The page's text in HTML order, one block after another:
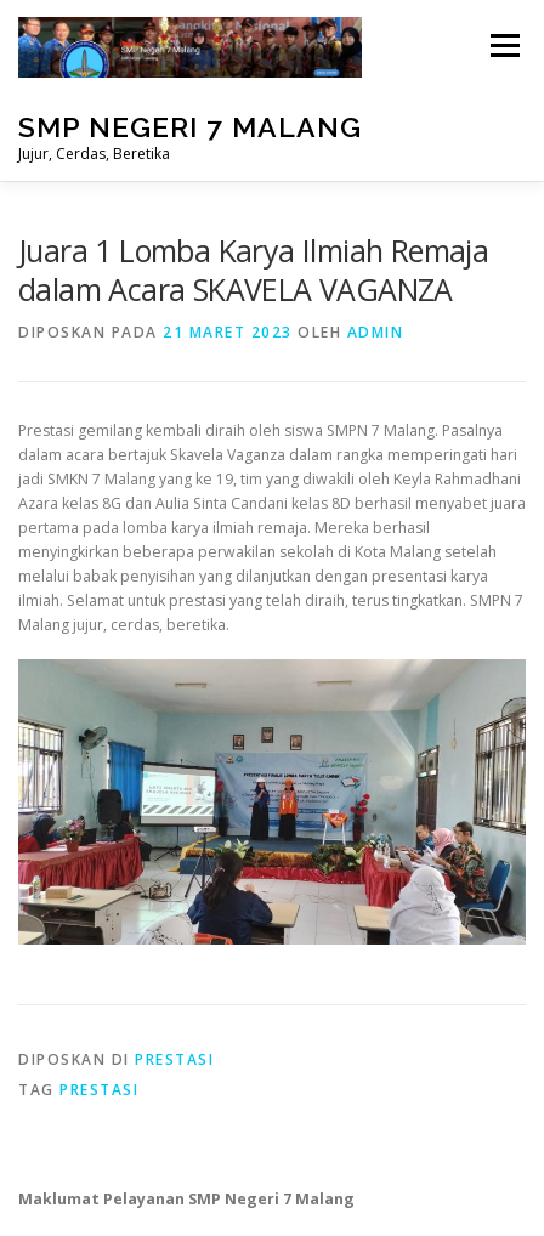
konten
SMP NEGERI 7 MALANG
Jujur, Cerdas, Beretika
Menu
Juara 1 Lomba Karya Ilmiah Remaja
dalam Acara SKAVELA VAGANZA
DIPOSKAN PADA 21 MARET 2023 OLEH ADMIN
Prestasi gemilang kembali diraih oleh siswa SMPN 7 Malang. Pasalnya
dalam acara bertajuk Skavela Vaganza dalam rangka memperingati hari
jadi SMKN 7 Malang yang ke 19, tim yang diwakili oleh Keyla Rahmadhani
Azara kelas 8G dan Aulia Sinta Candani kelas 8D berhasil menyabet juara
pertama pada lomba karya ilmiah remaja. Mereka berhasil
menyingkirkan beberapa perwakilan sekolah di Kota Malang setelah
melalui babak penyisihan yang dilanjutkan dengan presentasi karya
ilmiah. Selamat untuk prestasi yang telah diraih, terus tingkatkan. SMPN 7
Malang jujur, cerdas, beretika.
DIPOSKAN DI PRESTASI
TAG PRESTASI
Maklumat Pelayanan SMP Negeri 7 Malang